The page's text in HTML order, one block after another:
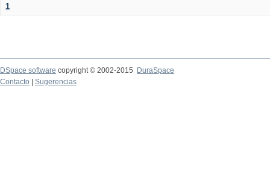
1
DSpace software copyright © 2002-2015
DuraSpace
Contacto
Sugerencias